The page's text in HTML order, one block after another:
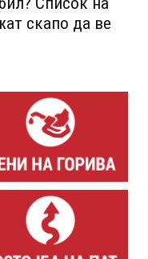
скапо да ве